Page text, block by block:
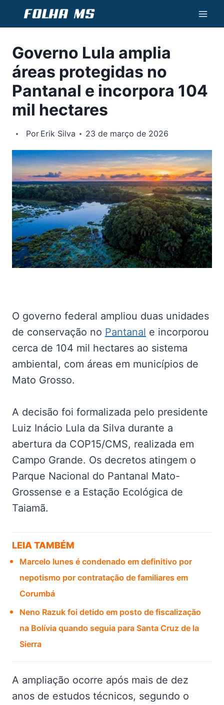
Conteúdo
Governo Lula amplia
áreas protegidas no
Pantanal e incorpora 104
mil hectares
Por Erik Silva 23 de março de 2026
O governo federal ampliou duas unidades
de conservação no Pantanal e incorporou
cerca de 104 mil hectares ao sistema
ambiental, com áreas em municípios de
Mato Grosso.
A decisão foi formalizada pelo presidente
Luiz Inácio Lula da Silva durante a
abertura da COP15/CMS, realizada em
Campo Grande. Os decretos atingem o
Parque Nacional do Pantanal Mato-
Grossense e a Estação Ecológica de
Taiamã.
LEIA TAMBÉM
Marcelo Iunes é condenado em definitivo por
nepotismo por contratação de familiares em
Corumbá
Neno Razuk foi detido em posto de fiscalização
na Bolívia quando seguia para Santa Cruz de la
Sierra
A ampliação ocorre após mais de dez
anos de estudos técnicos, segundo o